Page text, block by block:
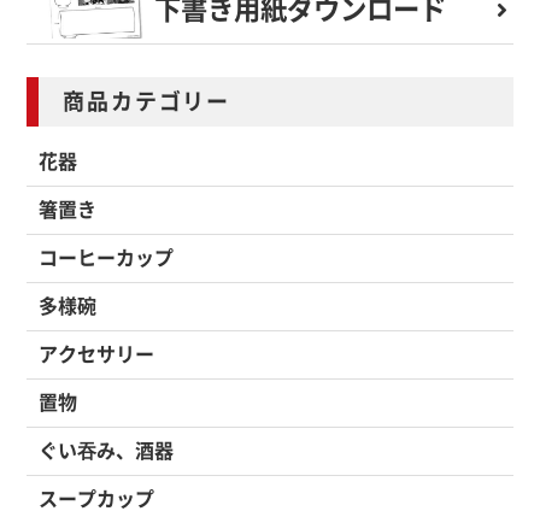
下書き用紙ダウンロード
商品カテゴリー
花器
箸置き
コーヒーカップ
多様碗
アクセサリー
置物
ぐい吞み、酒器
スープカップ